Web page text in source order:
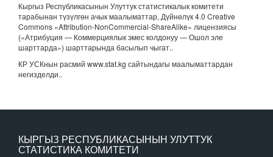
Кыргыз Республикасынын Улуттук статистикалык комитети
тарабынан түзүлгөн ачык маалыматтар, Дүйнөлүк 4.0 Creative
Commons «Attribution-NonCommercial-ShareAlike» лицензиясы
(«Атрибуция — Коммерциялык эмес колдонуу — Ошол эле
шарттарда») шарттарында басылып чыгат..
КР УСКнын расмий www.stat.kg сайтындагы маалыматтардан
негизделди..
КЫРГЫЗ РЕСПУБЛИКАСЫНЫН УЛУТТУК
СТАТИСТИКА КОМИТЕТИ